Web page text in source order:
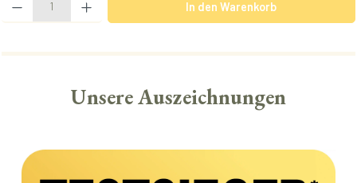
In den Warenkorb
Unsere Auszeichnungen
Bildergalerie überspringen